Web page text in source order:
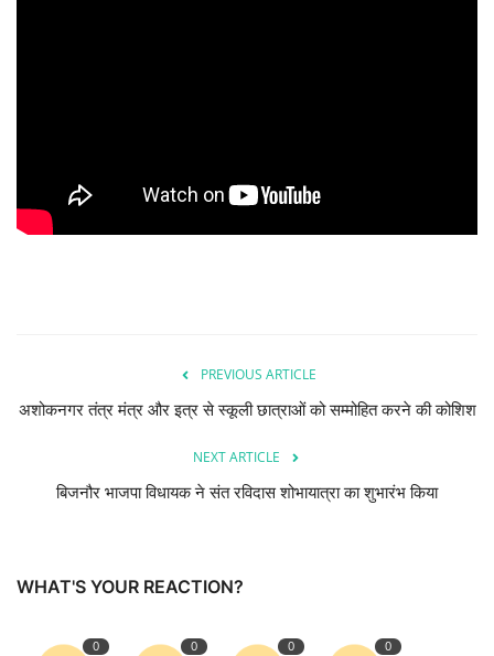
धर्म-आस्था
Live TV
उत्तर प्रदेश
PREVIOUS ARTICLE
अशोकनगर तंत्र मंत्र और इत्र से स्कूली छात्राओं को सम्मोहित करने की कोशिश
NEXT ARTICLE
बिजनौर भाजपा विधायक ने संत रविदास शोभायात्रा का शुभारंभ किया
WHAT'S YOUR REACTION?
0 0 0 0